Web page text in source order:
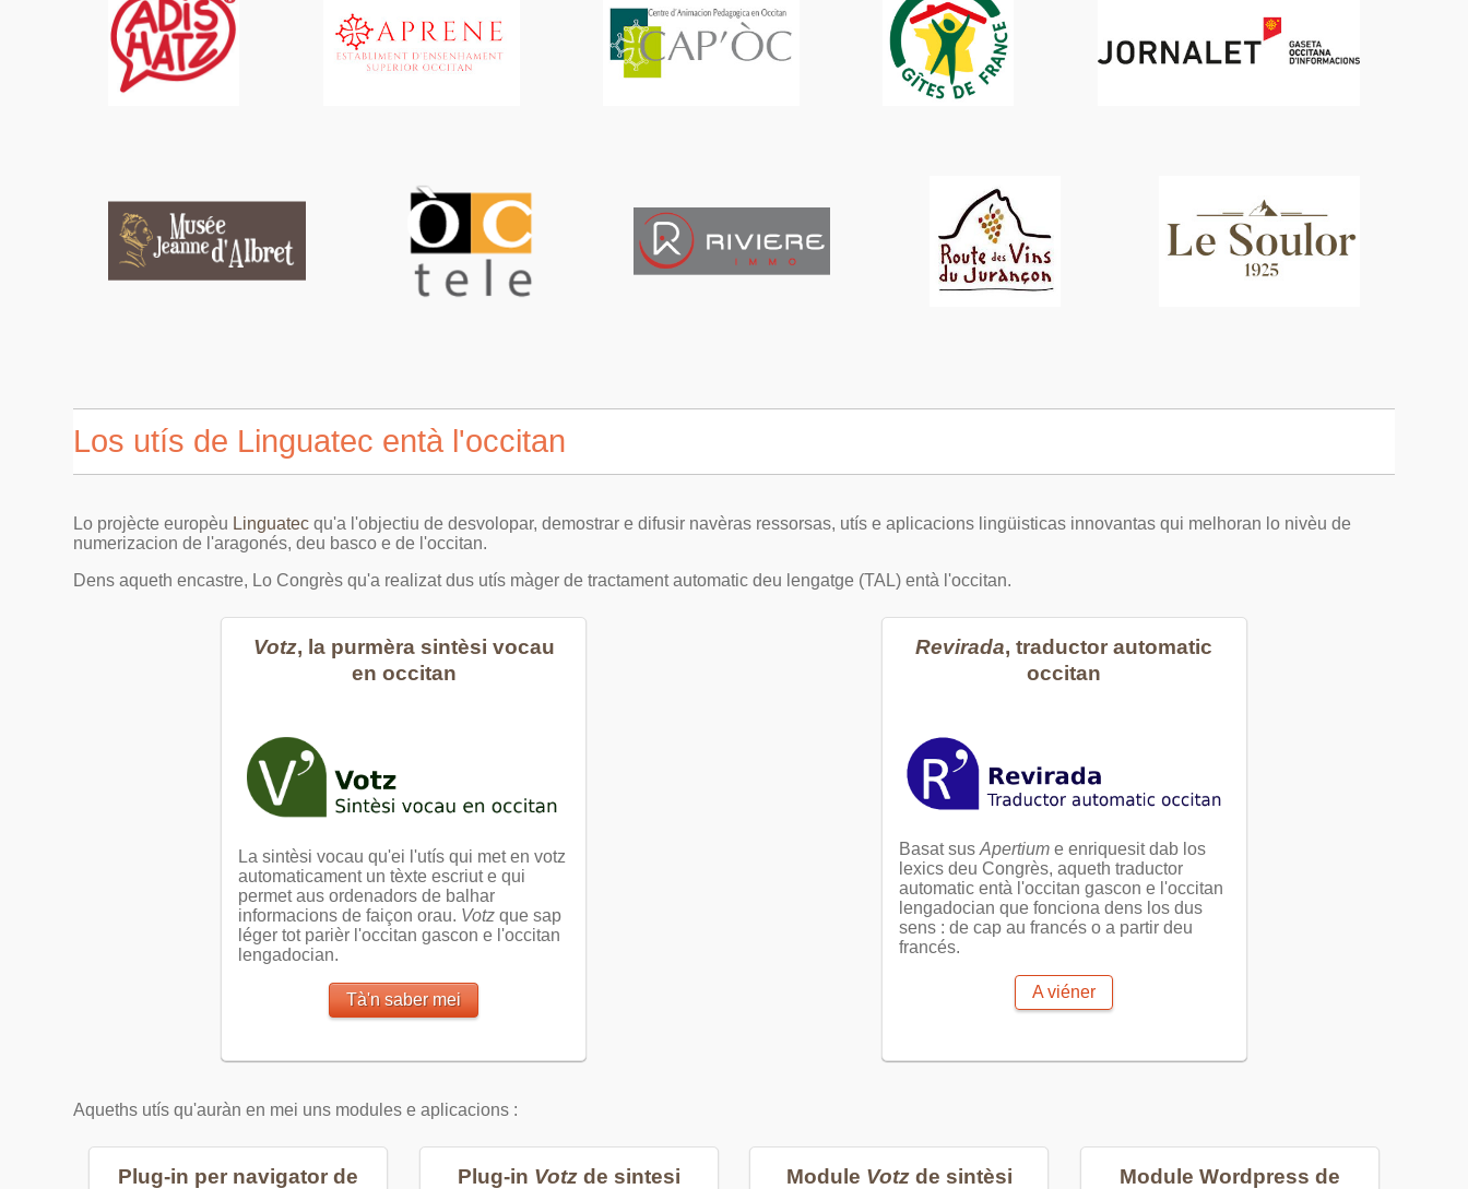
Los utís de Linguatec entà l'occitan
Lo projècte europèu Linguatec qu'a l'objectiu de desvolopar, demostrar e difusir navèras ressorsas, utís e aplicacions lingüisticas innovantas qui melhoran lo nivèu de
numerizacion de l'aragonés, deu basco e de l'occitan.
Dens aqueth encastre, Lo Congrès qu'a realizat dus utís màger de tractament automatic deu lengatge (TAL) entà l'occitan.
Votz, la purmèra sintèsi vocau
en occitan
La sintèsi vocau qu'ei l'utís qui met en votz
automaticament un tèxte escriut e qui
permet aus ordenadors de balhar
informacions de faiçon orau. Votz que sap
léger tot parièr l'occitan gascon e l'occitan
lengadocian.
Tà'n saber mei
Revirada, traductor automatic
occitan
Basat susApertium e enriquesit dab los
lexics deu Congrès, aqueth traductor
automatic entà l'occitan gascon e l'occitan
lengadocian que fonciona dens los dus
sens : de cap au francés o a partir deu
francés.
A viéner
Aqueths utís qu'auràn en mei uns modules e aplicacions :
Plug-in per navigator de
Plug-in Votzde sintesi
Module Votzde sintèsi
Module Wordpress de